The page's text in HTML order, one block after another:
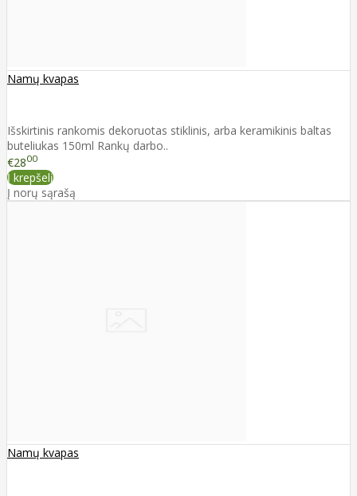
Namų kvapas
Išskirtinis rankomis dekoruotas stiklinis, arba keramikinis baltas
buteliukas 150ml Rankų darbo..
€2800
Į krepšelį
Į norų sąrašą
Namų kvapas